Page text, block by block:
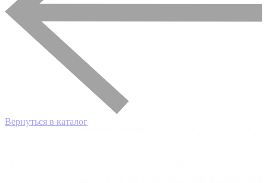
Вернуться в каталог